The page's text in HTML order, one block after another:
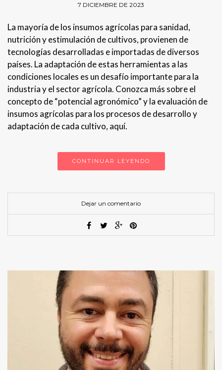
7 DICIEMBRE DE 2023
La mayoría de los insumos agrícolas para sanidad,
nutrición y estimulación de cultivos, provienen de
tecnologías desarrolladas e importadas de diversos
países. La adaptación de estas herramientas a las
condiciones locales es un desafío importante para la
industria y el sector agrícola. Conozca más sobre el
concepto de “potencial agronómico” y la evaluación de
insumos agrícolas para los procesos de desarrollo y
adaptación de cada cultivo, aquí.
CONTINUAR LEYENDO
Dejar un comentario